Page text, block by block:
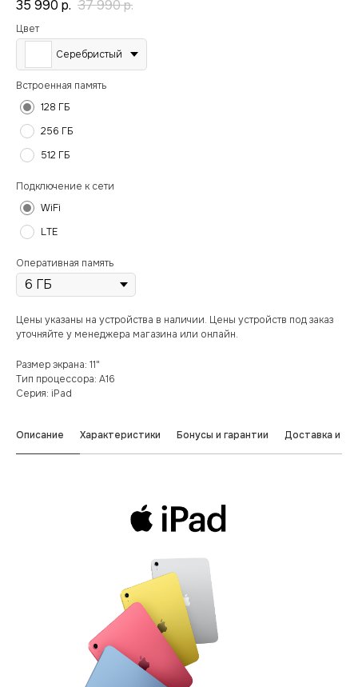
35 990 р. 37 990р.
Цвет
Серебристый
Встроенная память
128 ГБ
256 ГБ
512 ГБ
Подключение к сети
WiFi
LTE
Оперативная память
Цены указаны на устройства в наличии. Цены устройств под заказ
уточняйте у менеджера магазина или онлайн.
Размер экрана: 11"
Тип процессора: A16
Серия: iPad
Описание Характеристики Бонусы и гарантии Доставка и